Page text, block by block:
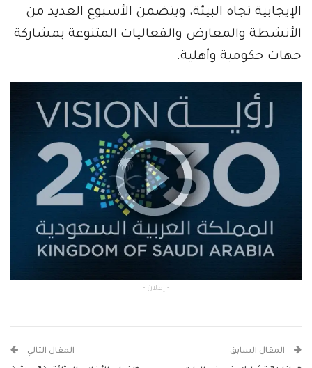
الإيجابية تجاه البيئة، ويتضمن الأسبوع العديد من
الأنشطة والمعارض والفعاليات المتنوعة بمشاركة
جهات حكومية وأهلية.
- إعلان -
المقال السابق المقال التالي